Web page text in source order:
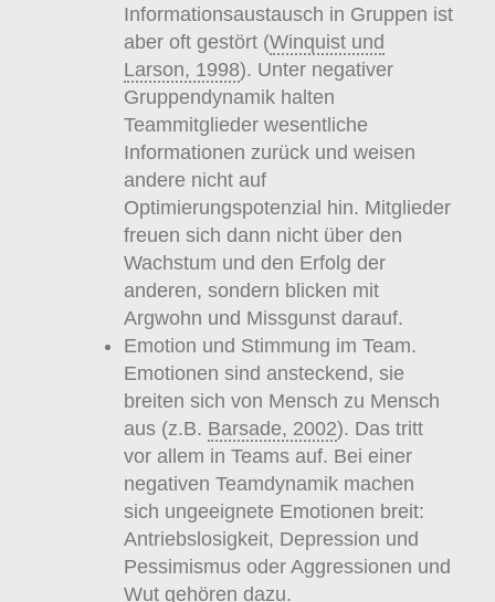
Informationsaustausch in Gruppen ist
aber oft gestört (Winquist und
Larson, 1998). Unter negativer
Gruppendynamik halten
Teammitglieder wesentliche
Informationen zurück und weisen
andere nicht auf
Optimierungspotenzial hin. Mitglieder
freuen sich dann nicht über den
Wachstum und den Erfolg der
anderen, sondern blicken mit
Argwohn und Missgunst darauf.
Emotion und Stimmung im Team.
Emotionen sind ansteckend, sie
breiten sich von Mensch zu Mensch
aus (z.B. Barsade, 2002). Das tritt
vor allem in Teams auf. Bei einer
negativen Teamdynamik machen
sich ungeeignete Emotionen breit:
Antriebslosigkeit, Depression und
Pessimismus oder Aggressionen und
Wut gehören dazu.